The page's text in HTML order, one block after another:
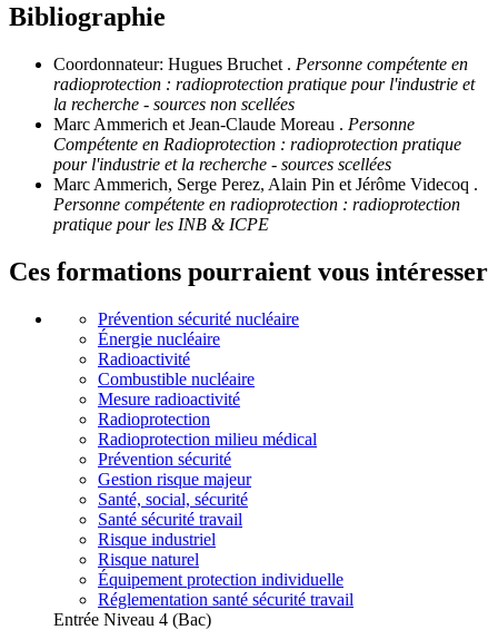
Bibliographie
Coordonnateur: Hugues Bruchet . Personne compétente en
radioprotection : radioprotection pratique pour l'industrie et
la recherche - sources non scellées
Marc Ammerich et Jean-Claude Moreau . Personne
Compétente en Radioprotection : radioprotection pratique
pour l'industrie et la recherche - sources scellées
Marc Ammerich, Serge Perez, Alain Pin et Jérôme Videcoq .
Personne compétente en radioprotection : radioprotection
pratique pour les INB & ICPE
Ces formations pourraient vous intéresser
Prévention sécurité nucléaire
Énergie nucléaire
Radioactivité
Combustible nucléaire
Mesure radioactivité
Radioprotection
Radioprotection milieu médical
Prévention sécurité
Gestion risque majeur
Santé, social, sécurité
Santé sécurité travail
Risque industriel
Risque naturel
Équipement protection individuelle
Réglementation santé sécurité travail
Entrée Niveau 4 (Bac)